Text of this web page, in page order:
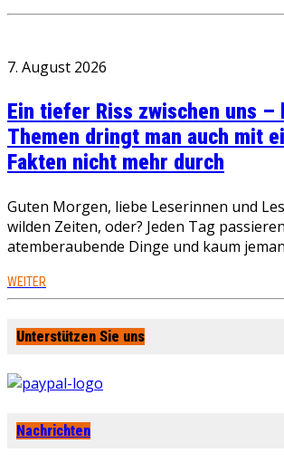
7. August 2026
Ein tiefer Riss zwischen uns –
Themen dringt man auch mit
Fakten nicht mehr durch
Guten Morgen, liebe Leserinnen und
wilden Zeiten, oder? Jeden Tag passieren
atemberaubende Dinge und kaum
WEITER
Unterstützen Sie uns
Nachrichten